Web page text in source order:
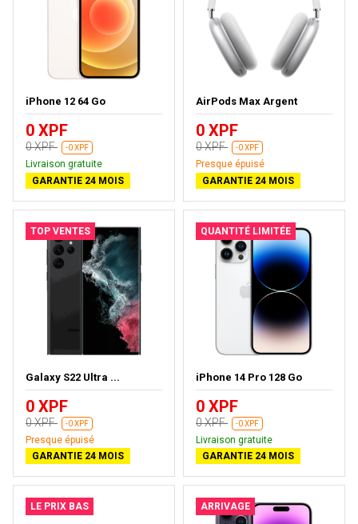
iPhone 12 64 Go
0 XPF
0 XPF -0 XPF
Livraison gratuite
GARANTIE 24 MOIS
AirPods Max Argent
0 XPF
0 XPF -0 XPF
Presque épuisé
GARANTIE 24 MOIS
TOP VENTES
Galaxy S22 Ultra ...
0 XPF
0 XPF -0 XPF
Presque épuisé
GARANTIE 24 MOIS
QUANTITÉ LIMITÉE
iPhone 14 Pro 128 Go
0 XPF
0 XPF -0 XPF
Livraison gratuite
GARANTIE 24 MOIS
LE PRIX BAS ARRIVAGE